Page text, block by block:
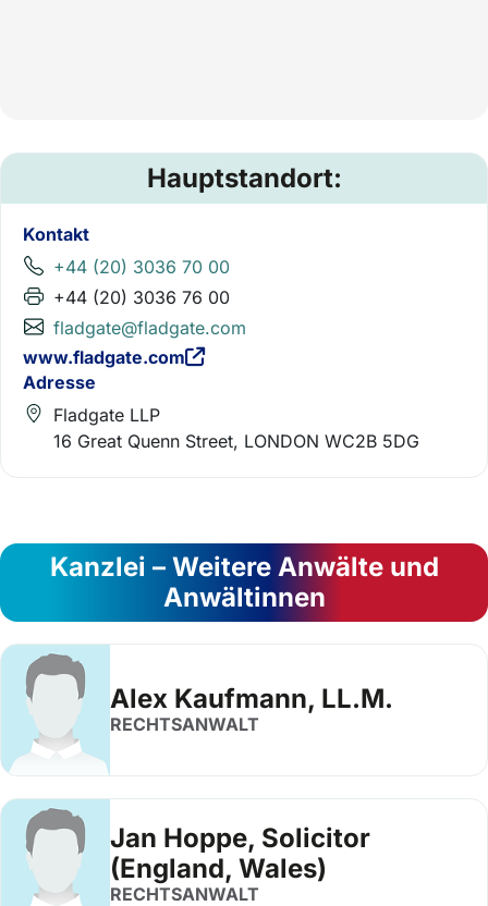
Hauptstandort:
Kontakt
+44 (20) 3036 70 00
+44 (20) 3036 76 00
fladgate@fladgate.com
www.fladgate.com
Adresse
Fladgate LLP
16 Great Quenn Street, LONDON WC2B 5DG
Kanzlei – Weitere Anwälte und
Anwältinnen
Alex Kaufmann, LL.M.
RECHTSANWALT
Jan Hoppe, Solicitor
(England, Wales)
RECHTSANWALT